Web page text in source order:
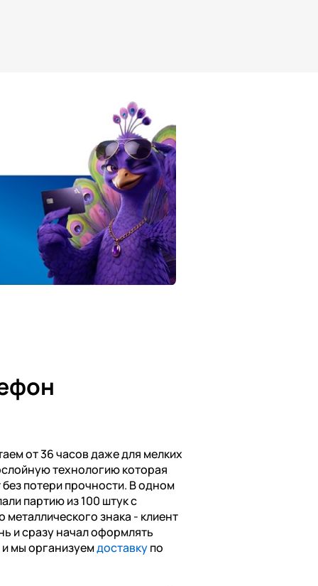
от 36 часов даже для мелких
технологию которая
потери прочности. В одном
партию из 100 штук с
металлического знака - клиент
и сразу начал оформлять
мы организуемдоставкупо